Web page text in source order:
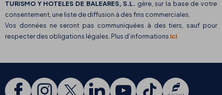
TURISMO Y HOTELES DE BALEARES, S.L. gère, sur la base de votre
consentement, une liste de diffusion à des fins commerciales.
Vos données ne seront pas communiquées à des tiers, sauf pour
respecter des obligations légales. Plus d’informations ici